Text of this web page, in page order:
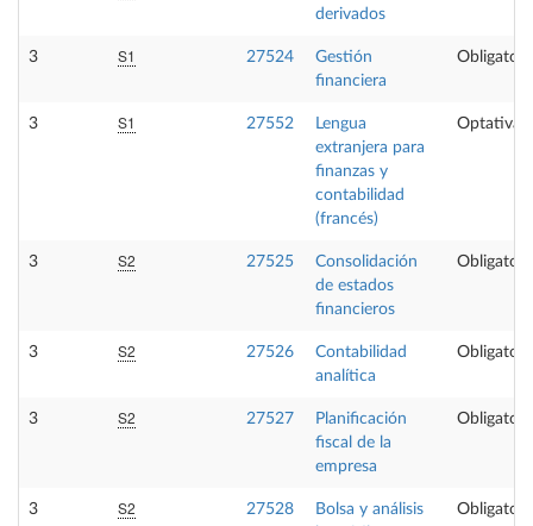
derivados
3 S1 27524
Gestión
financiera
3 S1 27552
Lengua
extranjera para
finanzas y
contabilidad
(francés)
Optativa
3 S2 27525
Consolidación
de estados
financieros
3 S2 27526
Contabilidad
analítica
3 S2 27527
Planificación
fiscal de la
empresa
3 S2 27528
Bolsa y análisis